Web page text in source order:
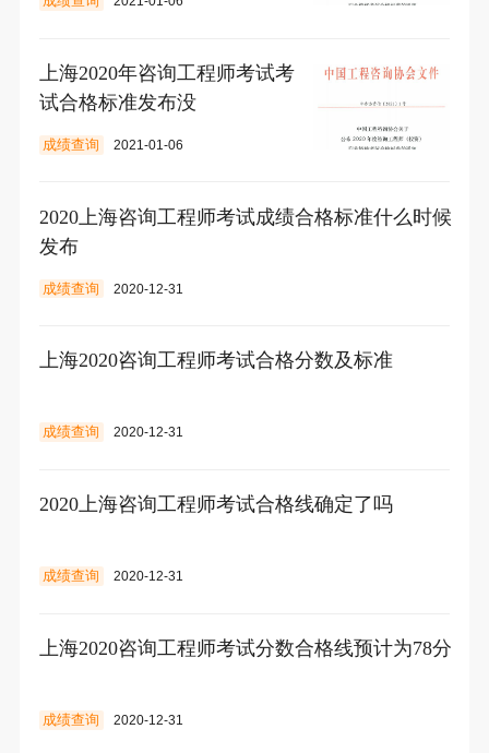
上海2020年咨询工程师考试考
试合格标准发布没
成绩查询 2021-01-06
2020上海咨询工程师考试成绩合格标准什么时候
发布
成绩查询 2020-12-31
上海2020咨询工程师考试合格分数及标准
成绩查询 2020-12-31
2020上海咨询工程师考试合格线确定了吗
成绩查询 2020-12-31
上海2020咨询工程师考试分数合格线预计为78分
成绩查询 2020-12-31